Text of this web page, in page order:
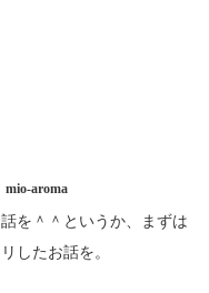
mio-aroma
を＾＾というか、まずは
したお話を。